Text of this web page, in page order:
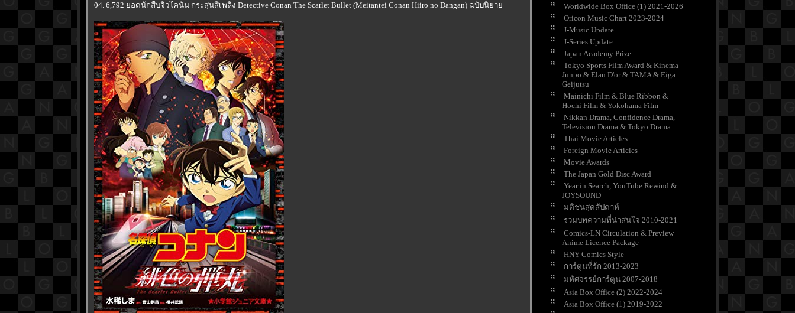
04. 6,792 ยอดนักสืบจิ๋วโคนัน กระสุนสีเพลิง Detective Conan The Scarlet Bullet (Meitantei Conan Hiiro no Dangan) ฉบับนิยา
Worldwide Box Office (1) 2021-2026
Oricon Music Chart 2023-2024
J-Music Update
J-Series Update
Japan Academy Prize
Tokyo Sports Film Award & Kinema
Junpo & Elan D'or & TAMA & Eiga
Geijutsu
Mainichi Film & Blue Ribbon &
Hochi Film & Yokohama Film
Nikkan Drama, Confidence Drama,
Television Drama & Tokyo Drama
Thai Movie Articles
Foreign Movie Articles
Movie Awards
The Japan Gold Disc Award
Year in Search, YouTube Rewind &
JOYSOUND
มติชนสุดสัปดาห์
รวมบทความที่น่าสนใจ 2010-2021
Comics-LN Circulation & Preview
Anime Licence Package
HNY Comics Style
การ์ตูนที่รัก 2013-2023
มหัศจรรย์การ์ตูน 2007-2018
Asia Box Office (2) 2022-2024
Asia Box Office (1) 2019-2022